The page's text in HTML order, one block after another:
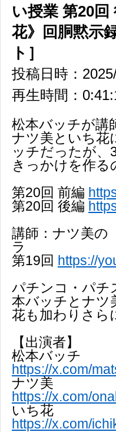
い授業 第20
花》回胴黙示
ト］
投稿日時：
再生時間：
松本バッチが講
ナツ美といち花
ッチだったが、
きっかけを作る
第20回 前編
第20回 後編
講師：ナツ美の
ラ
第19回 https://
パチンコ・パチ
本バッチとナツ
花も加わりさら
【出演者】
松本バッチ
https://x.com/
ナツ美
https://x.com/
いち花
https://x.com/